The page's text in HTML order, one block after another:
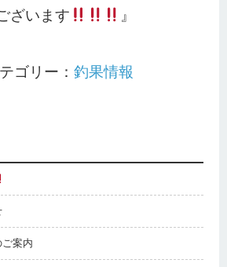
ざいます 』
ゴリー： 釣果情報
案内